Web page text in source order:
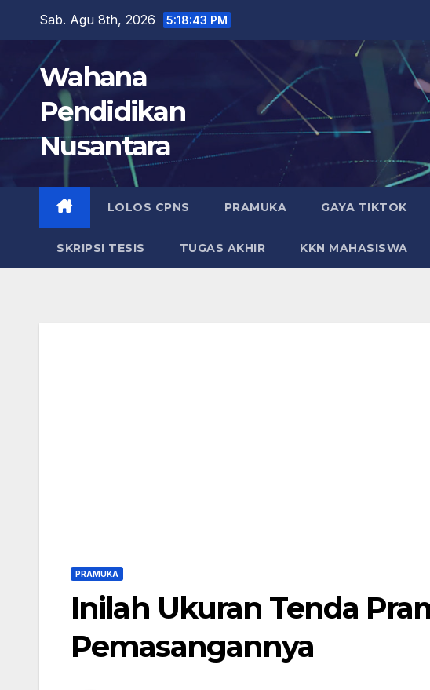
content
Sab. Agu 8th, 2026 5:18:44 PM
Wahana
Pendidikan
Nusantara
LOLOS CPNS PRAMUKA GAYA TIKTOK
SKRIPSI TESIS TUGAS AKHIR KKN MAHASISWA
PRAMUKA
Inilah Ukuran Tenda
Pemasangannya